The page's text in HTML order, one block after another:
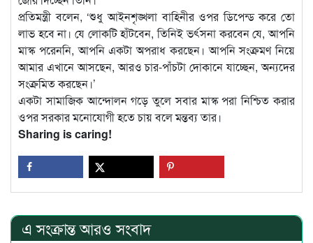
প্রতিমন্ত্রী বলেন, ‘শুধু আইনশৃঙ্খলা বাহিনীর ওপর ডিপেন্ড করে তো
লাভ হবে না। যে লোকটি হাঁটবেন, তিনিই ভর্ৎসনা করবেন যে, আপনি
মাস্ক পরেননি, আপনি একটা অপরাধ করছেন। আপনি সংক্রমণ নিয়ে
আমার এখানে আসছেন, আরও চার-পাঁচটা দোকানে যাচ্ছেন, অন্যদের
সংক্রমিত করছেন।’
একটা সামাজিক আন্দোলন গড়ে তুলে সবার মাস্ক পরা নিশ্চিত করার
ওপর সরকার মনোযোগী হতে চায় বলে মন্তব্য তার।
Sharing is caring!
এ সংক্রান্ত আরও সংবাদ